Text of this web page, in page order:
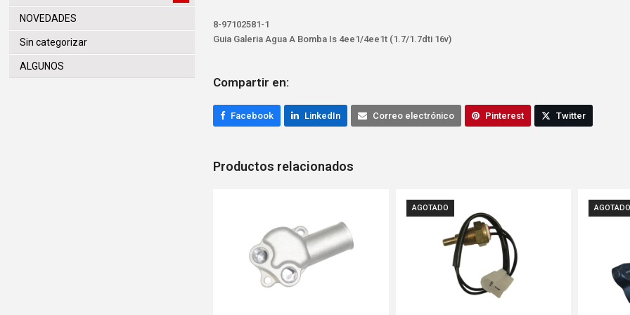
8-97102581-1
Guia Galeria Agua A Bomba Is 4ee1/4ee1t (1.7/1.7dti 16v)
Compartir en:
Facebook LinkedIn Correo electrónico Pinterest Twitter
Productos relacionados
AGOTADO
NOVEDADES
Sin categorizar
ALGUNOS